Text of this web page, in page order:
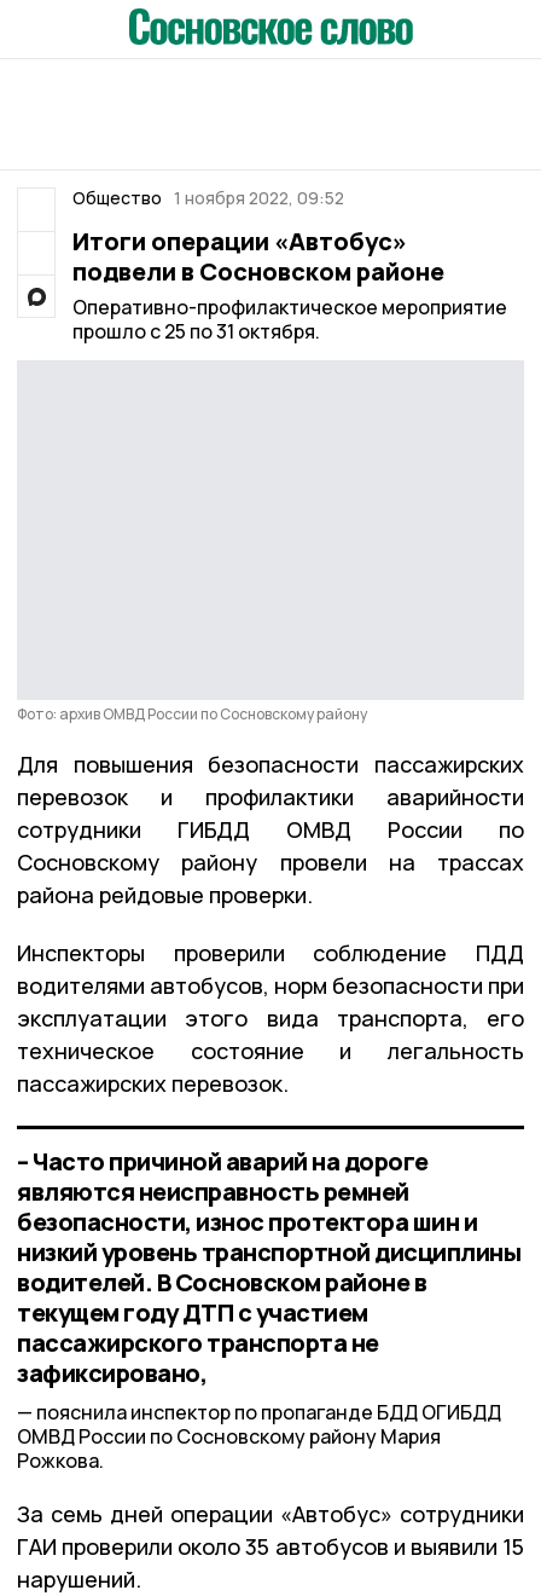
Общество 1 ноября 2022, 09:52
Итоги операции «Автобус»
подвели в Сосновском районе
Оперативно-профилактическое мероприятие
прошло с 25 по 31 октября.
Фото: архив ОМВД России по Сосновскому району
Для повышения безопасности пассажирских
перевозок и профилактики аварийности
сотрудники ГИБДД ОМВД России по
Сосновскому району провели на трассах
района рейдовые проверки.
Инспекторы проверили соблюдение ПДД
водителями автобусов, норм безопасности при
эксплуатации этого вида транспорта, его
техническое состояние и легальность
пассажирских перевозок.
– Часто причиной аварий на дороге
являются неисправность ремней
безопасности, износ протектора шин и
низкий уровень транспортной дисциплины
водителей. В Сосновском районе в
текущем году ДТП с участием
пассажирского транспорта не
зафиксировано,
пояснила инспектор по пропаганде БДД ОГИБДД
ОМВД России по Сосновскому району Мария
Рожкова.
За семь дней операции «Автобус» сотрудники
ГАИ проверили около 35 автобусов и выявили 15
нарушений.